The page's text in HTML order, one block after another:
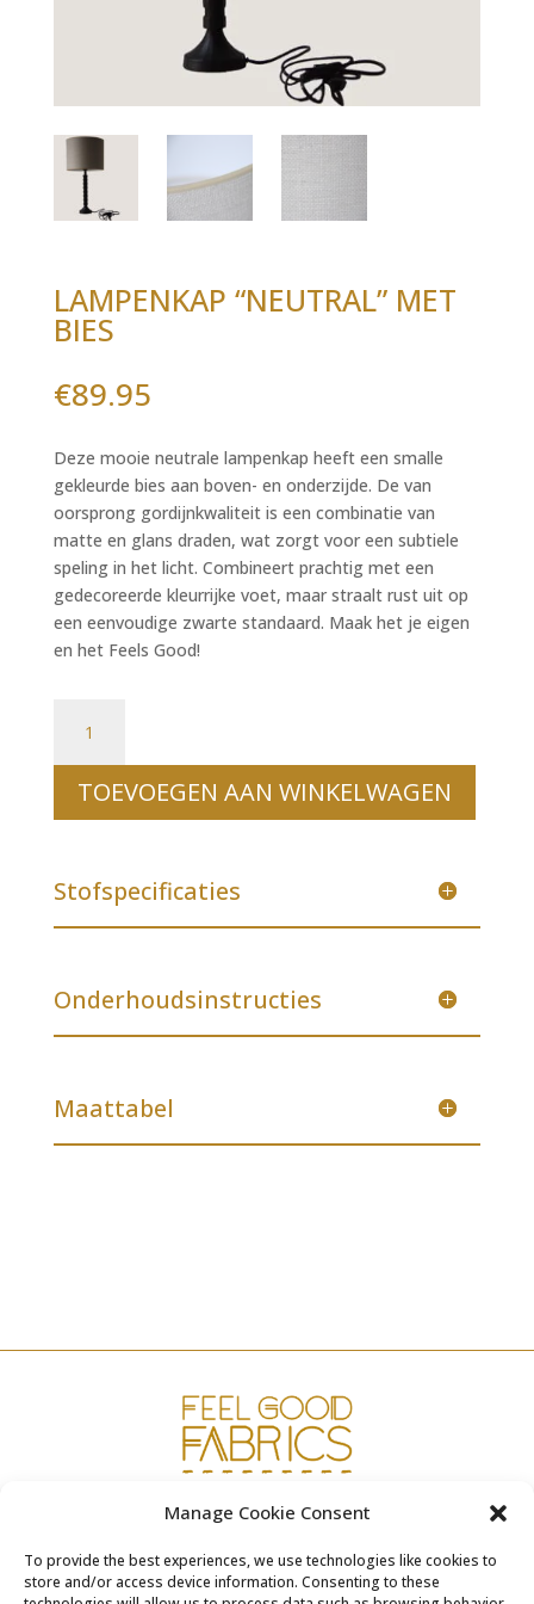
Manage Cookie Consent
To provide the best experiences, we use technologies like cookies to
store and/or access device information. Consenting to these
LAMPENKAP “NEUTRAL” MET
BIES
€89.95
Deze mooie neutrale lampenkap heeft een smalle
gekleurde bies aan boven- en onderzijde. De van
oorsprong gordijnkwaliteit is een combinatie van
matte en glans draden, wat zorgt voor een subtiele
speling in het licht. Combineert prachtig met een
gedecoreerde kleurrijke voet, maar straalt rust uit op
een eenvoudige zwarte standaard. Maak het je eigen
en het Feels Good!
TOEVOEGEN AAN WINKELWAGEN
Stofspecificaties
Onderhoudsinstructies
Maattabel
www.fgfabrics.com
info@fgfabrics.com